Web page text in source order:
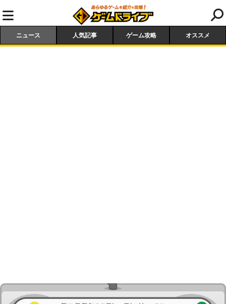
ニュース 人気記事 ゲーム攻略 オススメ